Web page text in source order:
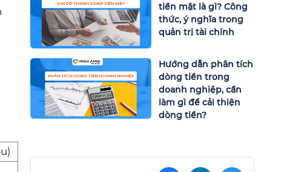
tiền mặt là gì? Công
thức, ý nghĩa trong
quản trị tài chính
Hướng dẫn phân tích
dòng tiền trong
doanh nghiệp, cần
làm gì để cải thiện
dòng tiền?